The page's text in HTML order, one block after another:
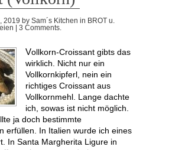
2019 by Sam´s Kitchen in BROT u.
| 3 Comments.
Vollkorn-Croissant gibts das
wirklich. Nicht nur ein
Vollkornkipferl, nein ein
richtiges Croissant aus
Vollkornmehl. Lange dachte
ich, sowas ist nicht möglich.
ja doch bestimmte
erfüllen. In Italien wurde ich eines
In Santa Margherita Ligure in